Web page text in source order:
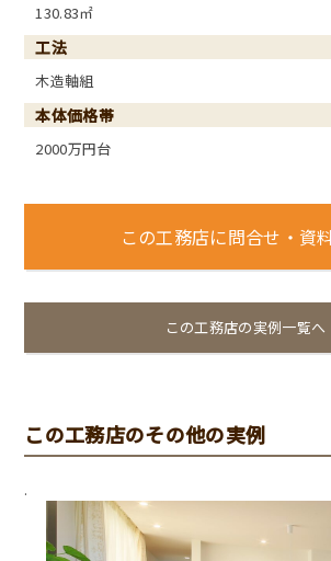
130.83㎡
工法
木造軸組
本体価格帯
2000万円台
この工務店に問合せ・資
この工務店の実例一覧へ
この工務店のその他の実例
.